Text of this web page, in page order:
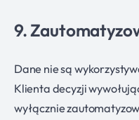
9.
Dane nie są
Klienta decyzji
wyłącznie